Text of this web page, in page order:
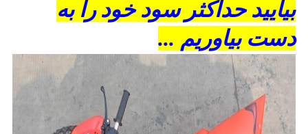
بیایید حداکثر سود خود را به
دست بیاوریم ...